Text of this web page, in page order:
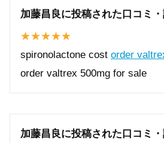
加藤昌良に投稿された口コミ・
spironolactone cost order
order valtrex 500mg for sale
加藤昌良に投稿された口コミ・